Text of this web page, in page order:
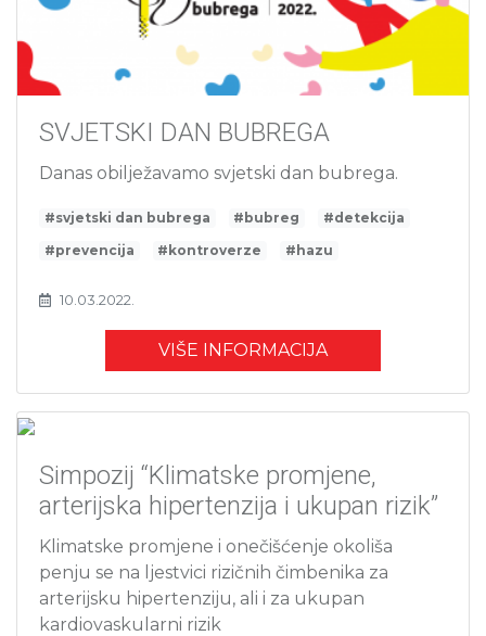
SVJETSKI DAN BUBREGA
Danas obilježavamo svjetski dan bubrega.
#svjetski dan bubrega #bubreg
#detekcija
#prevencija
#kontroverze #hazu
10.03.2022.
VIŠE INFORMACIJA
Simpozij “Klimatske promjene,
arterijska hipertenzija i ukupan rizik”
Klimatske promjene i onečišćenje okoliša
penju se na ljestvici rizičnih čimbenika za
arterijsku hipertenziju, ali i za ukupan
kardiovaskularni rizik